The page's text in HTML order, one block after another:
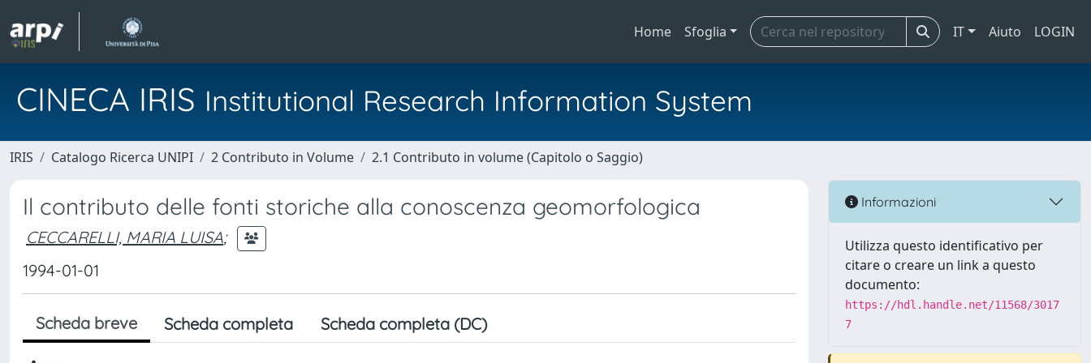
Home Sfoglia IT Aiuto LOGIN
CINECA IRIS Institutional Research Information System
IRIS Catalogo Ricerca UNIPI 2 Contributo in Volume 2.1 Contributo in volume (Capitolo o Saggio)
Il contributo delle fonti storiche alla conoscenza geomorfologica
CECCARELLI, MARIA LUISA;
1994-01-01
Scheda breve Scheda completa Scheda completa (DC)
Informazioni
Utilizza questo identificativo per
citare o creare un link a questo
documento:
https://hdl.handle.net/11568/3017
7